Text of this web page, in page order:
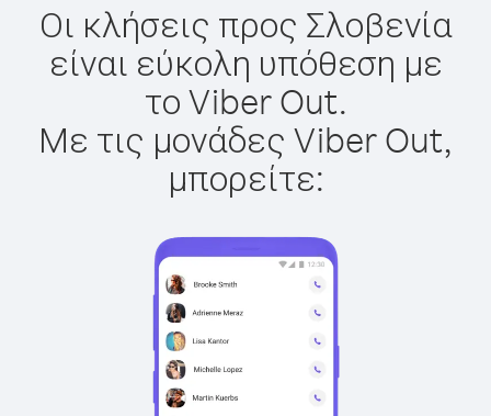
Οι κλήσεις προς Σλοβενία
είναι εύκολη υπόθεση με
το Viber Out.
Με τις μονάδες Viber Out,
μπορείτε: